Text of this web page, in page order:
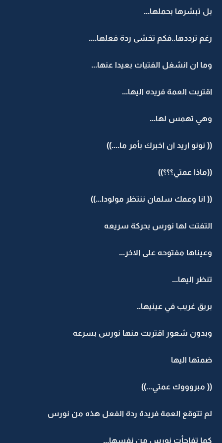
بل تبشرها بحملها...
رغم ترددها..فكم تخشى ردة فعلها....
وما ان انشغل الفتيات بعيدا عنها...
اقتربت العمة فريده اليها...
وهي تهمس لها...
(( نونو اريد ان اخبرك بأمر ما....))
((ماذا عمتي؟؟؟))
(( انا وعمك سلمان ننتظر مولودا...))
التفتت لها نورس بحركة سريعه
وعيناها مفتوحه على الاخر...
تنظر اليها...
بريق غريب في عينيها..
وبدون شعور اقتربت منها نورس بسرعه
ضمتها اليها
(( مبروووك عمتي...))
لم تتوقع العمة فريدة ردة الفعل هذه من نورس
كما تفاجأت نورس من نفسها...